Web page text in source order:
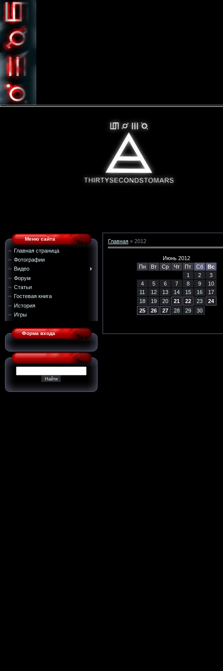
Меню сайта
Главная страница
Фотографии
Видео
Форум
Статьи
Гостевая книга
История
Игры
Форма входа
Главная » 2012
Июнь 2012
Пн
Вт Ср Чт Пт Сб
Вс
1
2
3
4
5 6 7 8 9
10
11
12 13 14 15 16
17
18
19 20 21 22 23
24
25
26 27 28 29 30